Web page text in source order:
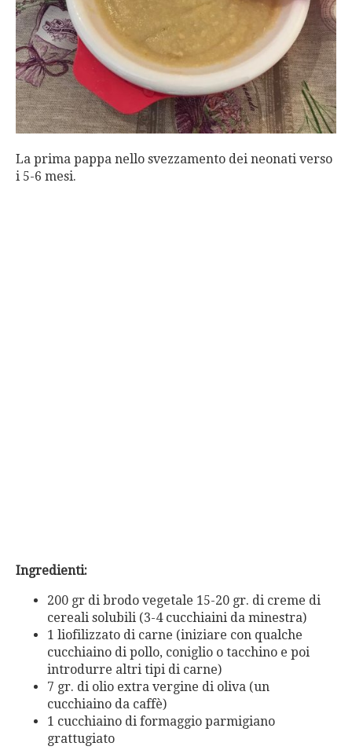
La prima pappa nello svezzamento dei neonati verso
i 5-6 mesi.
Ingredienti:
200 gr di brodo vegetale 15-20 gr. di creme di
cereali solubili (3-4 cucchiaini da minestra)
1 liofilizzato di carne (iniziare con qualche
cucchiaino di pollo, coniglio o tacchino e poi
introdurre altri tipi di carne)
7 gr. di olio extra vergine di oliva (un
cucchiaino da caffè)
1 cucchiaino di formaggio parmigiano
grattugiato